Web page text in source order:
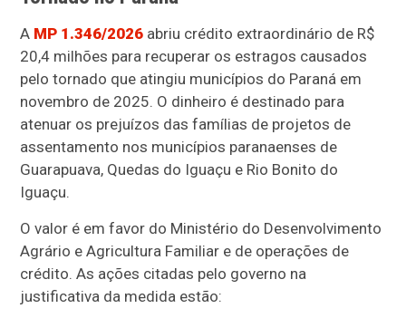
A MP 1.346/2026 abriu crédito extraordinário de R$
20,4 milhões para recuperar os estragos causados
pelo tornado que atingiu municípios do Paraná em
novembro de 2025. O dinheiro é destinado para
atenuar os prejuízos das famílias de projetos de
assentamento nos municípios paranaenses de
Guarapuava, Quedas do Iguaçu e Rio Bonito do
Iguaçu.
O valor é em favor do Ministério do Desenvolvimento
Agrário e Agricultura Familiar e de operações de
crédito. As ações citadas pelo governo na
justificativa da medida estão: